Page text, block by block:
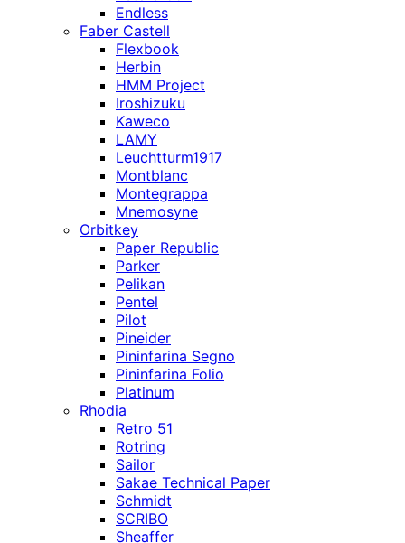
Endless
Faber Castell
Flexbook
Herbin
HMM Project
Iroshizuku
Kaweco
LAMY
Leuchtturm1917
Montblanc
Montegrappa
Mnemosyne
Orbitkey
Paper Republic
Parker
Pelikan
Pentel
Pilot
Pineider
Pininfarina Segno
Pininfarina Folio
Platinum
Rhodia
Retro 51
Rotring
Sailor
Sakae Technical Paper
Schmidt
SCRIBO
Sheaffer